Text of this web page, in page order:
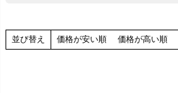
並び替え 価格が安い順 価格が高い順